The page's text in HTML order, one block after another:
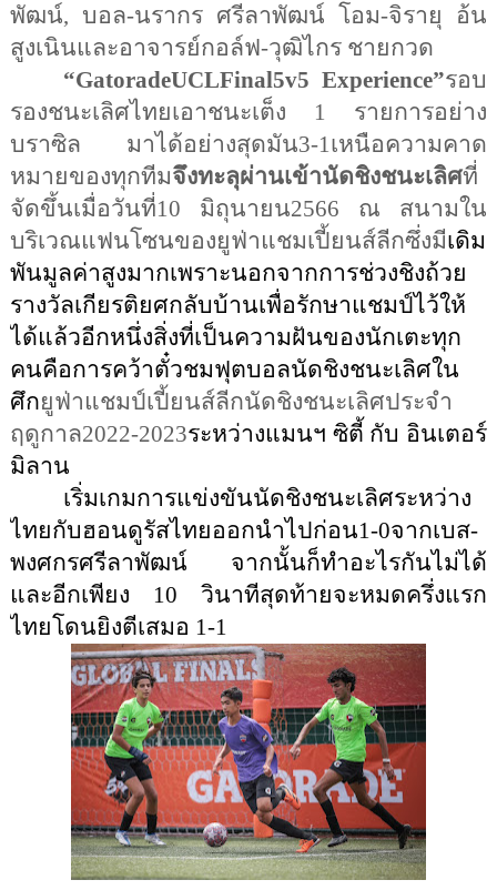
พัฒน์, บอล-นรากร ศรีลาพัฒน์ โอม-จิรายุ อ้น
สูงเนินและอาจารย์กอล์ฟ-วุฒิไกร ชายกวด
“GatoradeUCLFinal5v5 Experience”รอบ
รองชนะเลิศไทยเอาชนะเต็ง 1 รายการอย่าง
บราซิล มาได้อย่างสุดมัน3-1เหนือความคาด
หมายของทุกทีมจึงทะลุผ่านเข้านัดชิงชนะเลิศที่
จัดขึ้นเมื่อวันที่10 มิถุนายน2566 ณ สนามใน
บริเวณแฟนโซนของยูฟ่าแชมเปี้ยนส์ลีกซึ่งมีเดิม
พันมูลค่าสูงมากเพราะนอกจากการช่วงชิงถ้วย
รางวัลเกียรติยศกลับบ้านเพื่อรักษาแชมป์ไว้ให้
ได้แล้วอีกหนึ่งสิ่งที่เป็นความฝันของนักเตะทุก
คนคือการคว้าตั๋วชมฟุตบอลนัดชิงชนะเลิศใน
ศึกยูฟ่าแชมป์เปี้ยนส์ลีกนัดชิงชนะเลิศประจำ
ฤดูกาล2022-2023ระหว่างแมนฯ ซิตี้ กับ อินเตอร์
มิลาน
เริ่มเกมการแข่งขันนัดชิงชนะเลิศระหว่าง
ไทยกับฮอนดูรัสไทยออกนำไปก่อน1-0จากเบส-
พงศกรศรีลาพัฒน์ จากนั้นก็ทำอะไรกันไม่ได้
และอีกเพียง 10 วินาทีสุดท้ายจะหมดครึ่งแรก
ไทยโดนยิงตีเสมอ 1-1